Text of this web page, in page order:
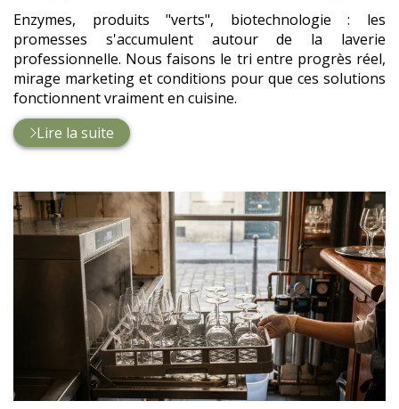
Enzymes, produits "verts", biotechnologie : les
promesses s'accumulent autour de la laverie
professionnelle. Nous faisons le tri entre progrès réel,
mirage marketing et conditions pour que ces solutions
fonctionnent vraiment en cuisine.
Lire la suite